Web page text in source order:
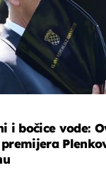
i bočice vode: